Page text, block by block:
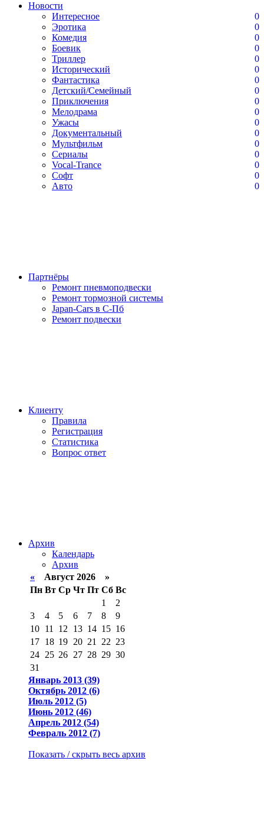
Новости
Интересное
0
Эротика
0
Комедия
0
Боевик
0
Триллер
0
Исторический
0
Фантастика
0
Детский/Семейный
0
Приключения
0
Мелодрама
0
Ужасы
0
Документальный
0
Мультфильм
0
Сериалы
0
Vocal-Trance
0
Софт
0
Авто
0
Партнёры
Ремонт пневмоподвески
Ремонт тормозной системы
Japan-Cars в С-Пб
Ремонт подвески
Клиенту
Правила
Регистрация
Статистика
Вопрос ответ
Архив
Календарь
Архив
« Август 2026 »
Пн Вт Ср Чт Пт Сб Вс
1
2
3
4 5 6 7 8
9
10 11 12 13 14 15 16
17 18 19 20 21 22 23
24 25 26 27 28 29 30
31
Январь 2013 (39)
Октябрь 2012 (6)
Июль 2012 (5)
Июнь 2012 (46)
Апрель 2012 (54)
Февраль 2012 (7)
Показать / скрыть весь архив